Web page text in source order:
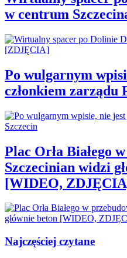
w centrum
Po wulgarnym
członkiem zarządu
Plac Orła Białego
Szczecinian widzi
[WIDEO,
Najczęściej czytane